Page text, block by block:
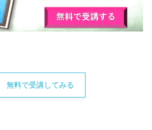
無料で受講してみる